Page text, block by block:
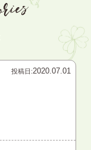
投稿日:2020.07.01